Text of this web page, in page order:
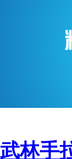
武林手